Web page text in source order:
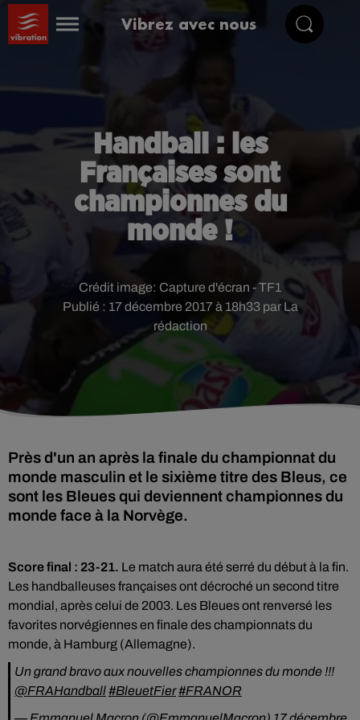
Vibrez avec nous
Handball : les
Françaises sont
championnes du
monde !
Publié : 17 décembre 2017 à 18h33 par La
rédaction
Crédit image: Capture d'écran - TF1
Près d'un an après la finale du championnat du
monde masculin et le sixième titre des Bleus, ce
sont les Bleues qui deviennent championnes du
monde face à la Norvège.
Score final : 23-21. Le match aura été serré du début à la fin.
Les handballeuses françaises ont décroché un second titre
mondial, après celui de 2003. Les Bleues ont renversé les
favorites norvégiennes en finale des championnats du
monde, à Hamburg (Allemagne).
Un grand bravo aux nouvelles championnes du monde !!!
@FRAHandball#BleuetFier#FRANOR